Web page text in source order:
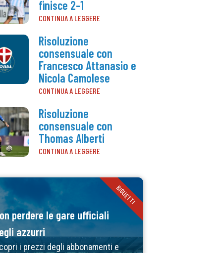
finisce 2-1
CONTINUA A LEGGERE
Risoluzione
consensuale con
Francesco Attanasio e
Nicola Camolese
CONTINUA A LEGGERE
Risoluzione
consensuale con
Thomas Alberti
CONTINUA A LEGGERE
perdere le gare ufficiali
azzurri
i prezzi degli abbonamenti e
BIGLIETTI